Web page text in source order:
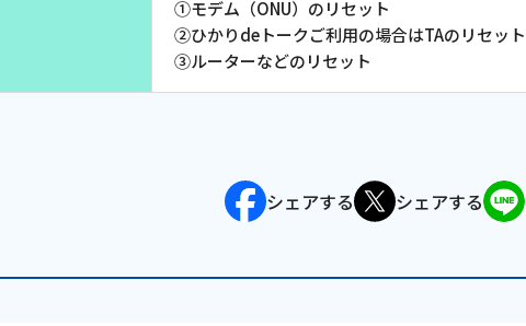
安全・安心マーク 安全・安心ガイド
款・重要事項説明書 プライバシーポリシー 広告掲載のご案内
①モデム（ONU）のリセット
②ひかりdeトークご利用の場合はTAのリセット
③ルーターなどのリセット
シェアする シェアする